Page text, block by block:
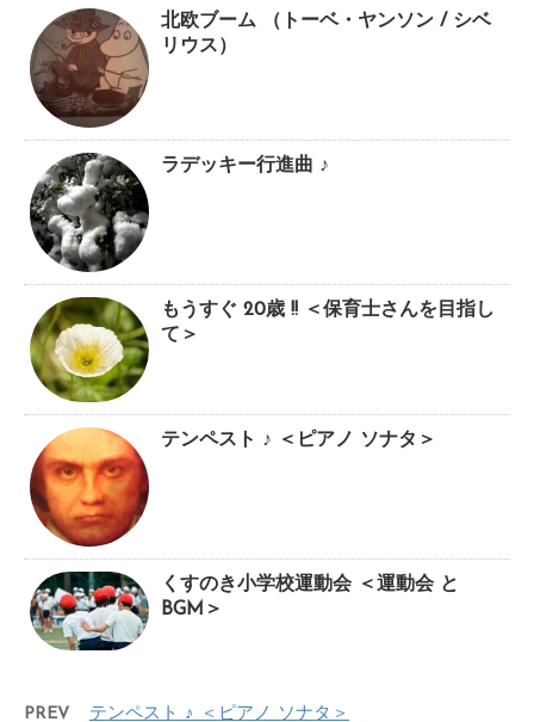
北欧ブーム （トーベ・ヤンソン / シベ
リウス）
ラデッキー行進曲 ♪
もうすぐ 20歳 !! ＜保育士さんを目指し
て＞
テンペスト ♪ ＜ピアノ ソナタ＞
くすのき小学校運動会 ＜運動会 と
BGM＞
PREV
テンペスト ♪ ＜ピアノ ソナタ＞